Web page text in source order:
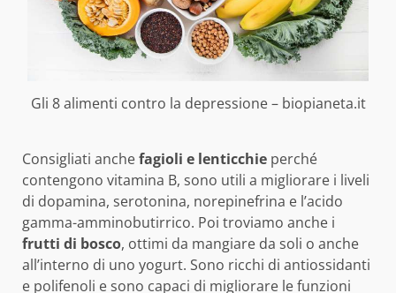
Gli 8 alimenti contro la depressione – biopianeta.it
Consigliati anchefagioli e lenticchie perché
contengono vitamina B, sono utili a migliorare i liveli
di dopamina, serotonina, norepinefrina e l’acido
gamma-amminobutirrico. Poi troviamo anche i
frutti di bosco, ottimi da mangiare da soli o anche
all’interno di uno yogurt. Sono ricchi di antiossidanti
e polifenoli e sono capaci di migliorare le funzioni